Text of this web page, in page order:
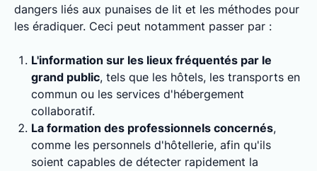
dangers liés aux punaises de lit et les méthodes pour
les éradiquer. Ceci peut notamment passer par :
L'information sur les lieux fréquentés par le
grand public, tels que les hôtels, les transports en
commun ou les services d'hébergement
collaboratif.
La formation des professionnels concernés,
comme les personnels d'hôtellerie, afin qu'ils
soient capables de détecter rapidement la